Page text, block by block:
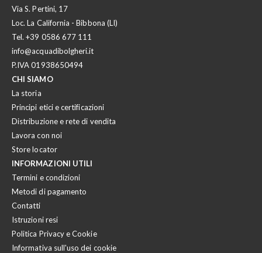
Via S. Pertini, 17
Loc. La California - Bibbona (LI)
Tel.+39 0586 677 111
info@acquadibolgheri.it
P.IVA 01938650494
CHI SIAMO
La storia
Principi etici e certificazioni
Distribuzione e rete di vendita
Lavora con noi
Store locator
INFORMAZIONI UTILI
Termini e condizioni
Metodi di pagamento
Contatti
Istruzioni resi
Politica Privacy e Cookie
Informativa sull'uso dei cookie